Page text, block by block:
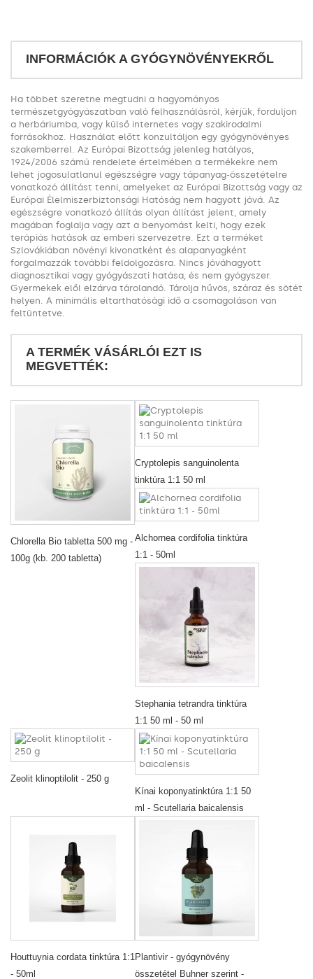
INFORMÁCIÓK A GYÓGYNÖVÉNYEKRŐL
Ha többet szeretne megtudni a hagyományos
természetgyógyászatban való felhasználásról, kérjük, forduljon
a herbáriumba, vagy külső internetes vagy szakirodalmi
forrásokhoz. Használat előtt konzultáljon egy gyógynövényes
szakemberrel. Az Európai Bizottság jelenleg hatályos,
1924/2006 számú rendelete értelmében a termékekre nem
lehet jogosulatlanul egészségre vagy tápanyag-összetételre
vonatkozó állítást tenni, amelyeket az Európai Bizottság vagy az
Európai Élelmiszerbiztonsági Hatóság nem hagyott jóvá. Az
egészségre vonatkozó állítás olyan állítást jelent, amely
magában foglalja vagy azt a benyomást kelti, hogy ezek
terápiás hatások az emberi szervezetre. Ezt a terméket
Szlovákiában növényi kivonatként és alapanyagként
forgalmazzák további feldolgozásra. Nincs jóváhagyott
diagnosztikai vagy gyógyászati hatása, és nem gyógyszer.
Gyermekek elől elzárva tárolandó. Tárolja hűvös, száraz és sötét
helyen. A minimális eltarthatósági idő a csomagoláson van
feltüntetve.
A TERMÉK VÁSÁRLÓI EZT IS
MEGVETTÉK:
Chlorella Bio tabletta 500 mg -
100g (kb. 200 tabletta)
Cryptolepis sanguinolenta
tinktúra 1:1 50 ml
Alchornea cordifolia tinktúra
1:1 - 50ml
Stephania tetrandra tinktúra
1:1 50 ml - 50 ml
Zeolit klinoptilolit - 250 g
Kínai koponyatinktúra 1:1 50
ml - Scutellaria baicalensis
Houttuynia cordata tinktúra 1:1
- 50ml
Plantivir - gyógynövény
összetétel Buhner szerint -